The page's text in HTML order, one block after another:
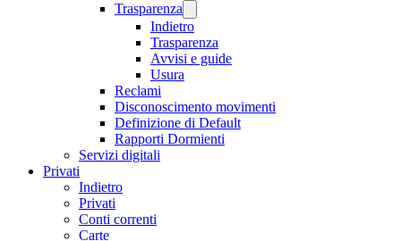
Trasparenza
Indietro
Trasparenza
Avvisi e guide
Usura
Reclami
Disconoscimento movimenti
Definizione di Default
Rapporti Dormienti
Servizi digitali
Privati
Indietro
Privati
Conti correnti
Carte